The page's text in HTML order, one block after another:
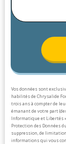
Vos données sont
habilités de Chrysalide
trois ans à compter de
émanant de votre part
Informatique et Libertés
Protection des Données
suppression, de
informations qui vous